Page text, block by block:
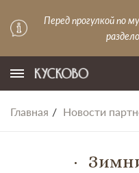
Перед прогулкой по
Главная Новости